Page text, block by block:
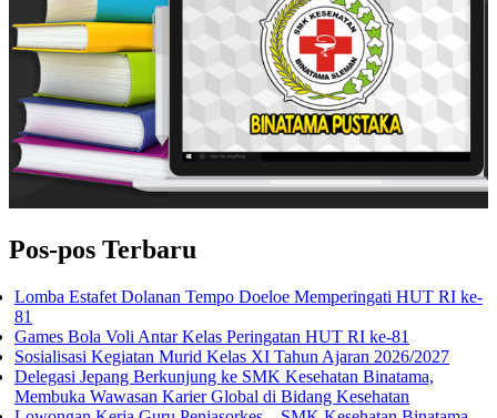
Pos-pos Terbaru
Lomba Estafet Dolanan Tempo Doeloe Memperingati HUT RI ke-
81
Games Bola Voli Antar Kelas Peringatan HUT RI ke-81
Sosialisasi Kegiatan Murid Kelas XI Tahun Ajaran 2026/2027
Delegasi Jepang Berkunjung ke SMK Kesehatan Binatama,
Membuka Wawasan Karier Global di Bidang Kesehatan